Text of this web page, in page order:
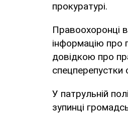
прокуратурі.
Правоохоронці
інформацію про
довідкою про
спецперепустки
У патрульній
зупинці